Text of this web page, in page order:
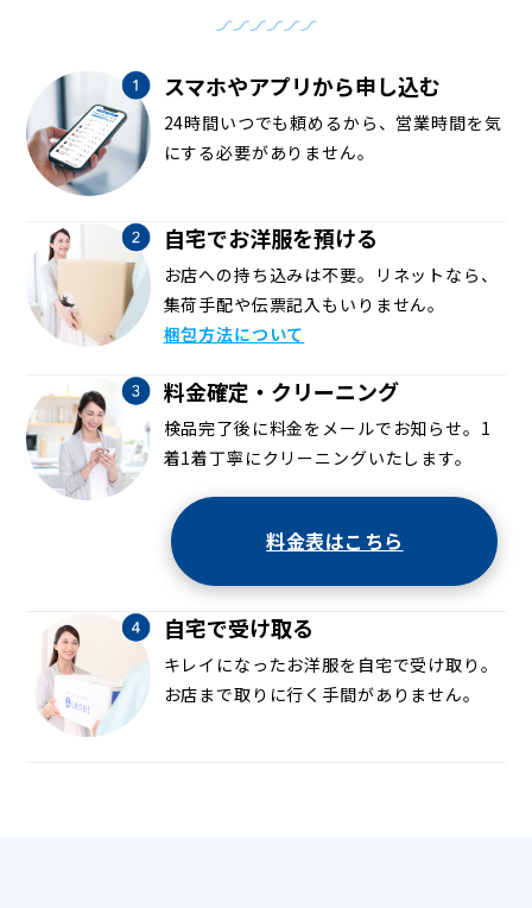
スマホやアプリから申し込む
24時間いつでも頼めるから、営業時間を気
にする必要がありません。
自宅でお洋服を預ける
お店への持ち込みは不要。リネットなら、
集荷手配や伝票記入もいりません。
梱包方法について
料金確定・クリーニング
検品完了後に料金をメールでお知らせ。1
着1着丁寧にクリーニングいたします。
料金表はこちら
自宅で受け取る
キレイになったお洋服を自宅で受け取り。
お店まで取りに行く手間がありません。